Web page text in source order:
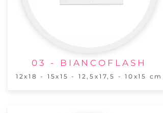
03 - BIANCOFLASH
12x18 - 15x15 - 12,5x17,5 - 10x15 cm